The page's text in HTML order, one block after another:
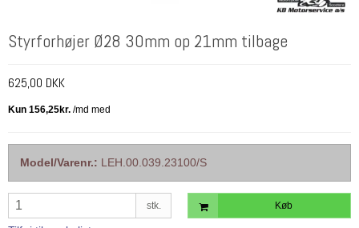
Styrforhøjer Ø28 30mm op 21mm tilbage
625,00 DKK
Model/Varenr.: LEH.00.039.23100/S
stk. Køb